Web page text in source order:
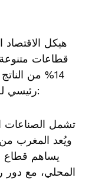
14% من
رئيسي لجزء كبير من السكان.الصناعة:
تشمل الصناعات
ويُعد المغرب من
المحلي، مع دور